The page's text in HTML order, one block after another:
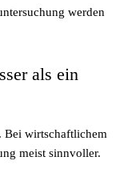
werden
als ein
Bei wirtschaftlichem
meist sinnvoller.